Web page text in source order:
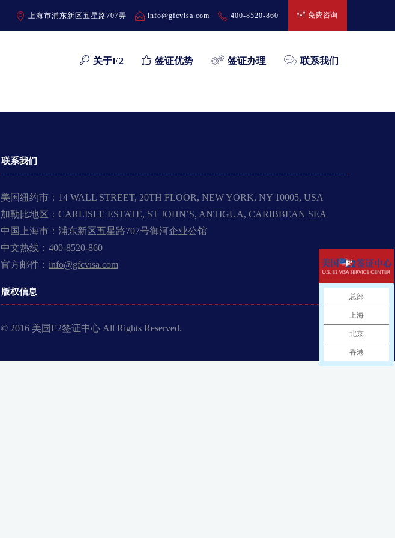
免费咨询
上海市浦东新区五星路707弄 info@gfcvisa.com 400-8520-860
关于E2 签证优势 签证办理 联系我们
联系我们
美国纽约市：14 WALL STREET, 20TH FLOOR, NEW YORK, NY 10005, USA
加勒比地区：CARLISLE ESTATE, ST JOHN’S, ANTIGUA, CARIBBEAN SEA
中国上海市：浦东新区五星路707号御河企业公馆
中文热线：400-8520-860
官方邮件： info@gfcvisa.com
版权信息
© 2016 美国E2签证中心 All Rights Reserved.
总部
上海
北京
香港